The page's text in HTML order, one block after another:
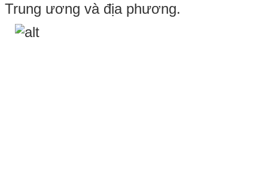
Trung ương và địa phương.